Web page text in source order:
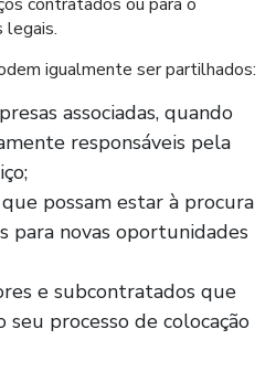
legais.
igualmente ser partilhados:
associadas, quando
responsáveis pela
possam estar à procura
para novas oportunidades
e subcontratados que
seu processo de colocação